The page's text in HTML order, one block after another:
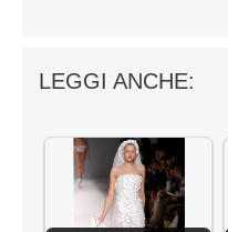
LEGGI ANCHE: